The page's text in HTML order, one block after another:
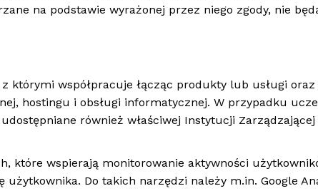
na podstawie wyrażonej przez niego zgody, nie
którymi współpracuje łącząc produkty lub usługi
hostingu i obsługi informatycznej. W przypadku
również właściwej Instytucji
wspierają monitorowanie aktywności
Do takich narzędzi należy m.in. Google